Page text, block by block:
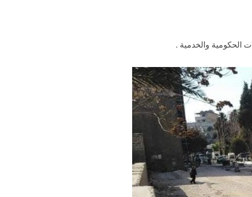
الحكومية والخدمية .